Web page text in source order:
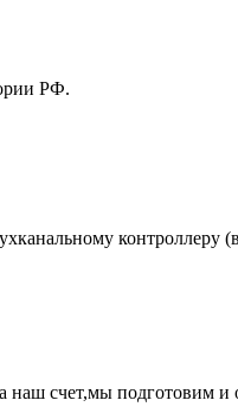
РФ.
контроллеру
счет,мы подготовим и